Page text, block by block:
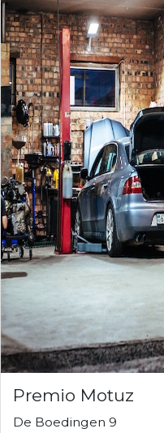
Premio Motuz
De Boedingen 9